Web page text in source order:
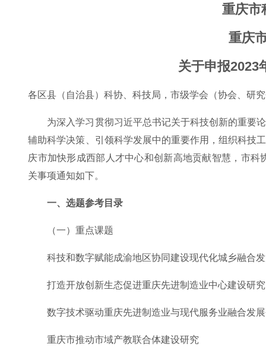
重庆市
重庆
关于申报2023
各区县（自治县）科协、科技局，市级学会（协会、研
为深入学习贯彻习近平总书记关于科技创新的重要
辅助科学决策、引领科学发展中的重要作用，组织科技
庆市加快形成西部人才中心和创新高地贡献智慧，市
关事项通知如下。
一、选题参考目录
（一）重点课题
科技和数字赋能成渝地区协同建设现代化城乡融合
打造开放创新生态促进重庆先进制造业中心建设研究
数字技术驱动重庆先进制造业与现代服务业融合发
重庆市推动市域产教联合体建设研究